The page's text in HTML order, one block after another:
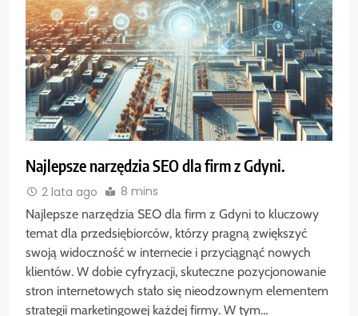
Najlepsze narzędzia SEO dla firm z Gdyni.
2 lata ago 8 mins
Najlepsze narzędzia SEO dla firm z Gdyni to kluczowy
temat dla przedsiębiorców, którzy pragną zwiększyć
swoją widoczność w internecie i przyciągnąć nowych
klientów. W dobie cyfryzacji, skuteczne pozycjonowanie
stron internetowych stało się nieodzownym elementem
strategii marketingowej każdej firmy. W tym…